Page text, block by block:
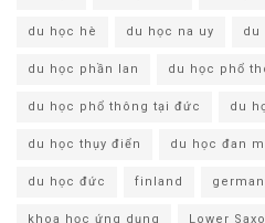
du học hè du học na uy du
du học phần lan du học phổ
du học phổ thông tại đức du
du học thụy điển du học đan
du học đức finland
khoa học ứng dụng Lower